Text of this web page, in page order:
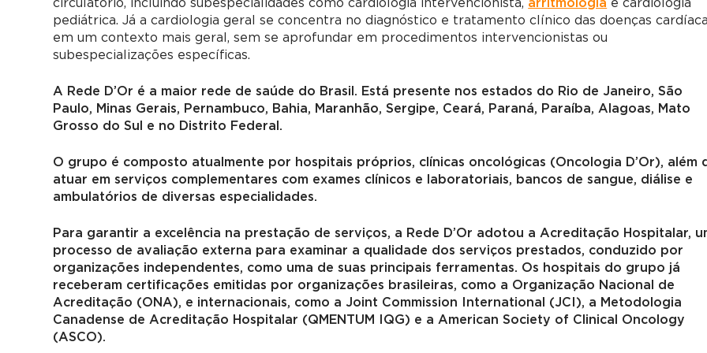
circulatório, incluindo subespecialidades como cardiologia intervencionista, arritmologia e cardiologia
pediátrica. Já a cardiologia geral se concentra no diagnóstico e tratamento clínico das doenças
em um contexto mais geral, sem se aprofundar em procedimentos intervencionistas ou
subespecializações específicas.
A Rede D’Or é a maior rede de saúde do Brasil. Está presente nos estados do Rio de Janeiro, São
Paulo, Minas Gerais, Pernambuco, Bahia, Maranhão, Sergipe, Ceará, Paraná, Paraíba, Alagoas, Mato
Grosso do Sul e no Distrito Federal.
O grupo é composto atualmente por hospitais próprios, clínicas oncológicas (Oncologia D’Or), além
atuar em serviços complementares com exames clínicos e laboratoriais, bancos de sangue, diálise e
ambulatórios de diversas especialidades.
Para garantir a excelência na prestação de serviços, a Rede D’Or adotou a Acreditação Hospitalar,
processo de avaliação externa para examinar a qualidade dos serviços prestados, conduzido por
organizações independentes, como uma de suas principais ferramentas. Os hospitais do grupo já
receberam certificações emitidas por organizações brasileiras, como a Organização Nacional de
Acreditação (ONA), e internacionais, como a Joint Commission International (JCI), a Metodologia
Canadense de Acreditação Hospitalar (QMENTUM IQG) e a American Society of Clinical Oncology
(ASCO).